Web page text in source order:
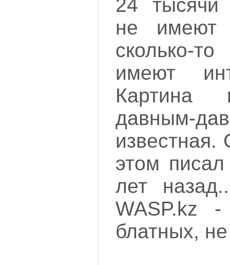
24 тысячи
не имеют
сколько-
имеют
Картина
известная.
этом
лет
WASP.kz
блатных,